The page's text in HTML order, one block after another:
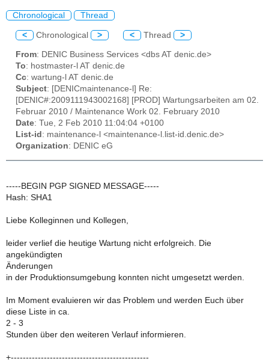
Chronological Thread
< Chronological > < Thread >
From: DENIC Business Services <dbs AT denic.de>
To: hostmaster-l AT denic.de
Cc: wartung-l AT denic.de
Subject: [DENICmaintenance-l] Re:
[DENIC#:2009111943002168] [PROD] Wartungsarbeiten am 02.
Februar 2010 / Maintenance Work 02. February 2010
Date: Tue, 2 Feb 2010 11:04:04 +0100
List-id : maintenance-l <maintenance-l.list-id.denic.de>
Organization: DENIC eG
-----BEGIN PGP SIGNED MESSAGE-----
Hash: SHA1
Liebe Kolleginnen und Kollegen,
leider verlief die heutige Wartung nicht erfolgreich. Die
angekündigten
Änderungen
in der Produktionsumgebung konnten nicht umgesetzt werden.
Im Moment evaluieren wir das Problem und werden Euch über
diese Liste in ca.
2 - 3
Stunden über den weiteren Verlauf informieren.
+----------------------------------------------